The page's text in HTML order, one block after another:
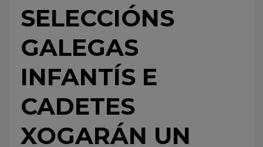
SELECCIÓNS
GALEGAS
INFANTÍS E
CADETES
XOGARÁN UN